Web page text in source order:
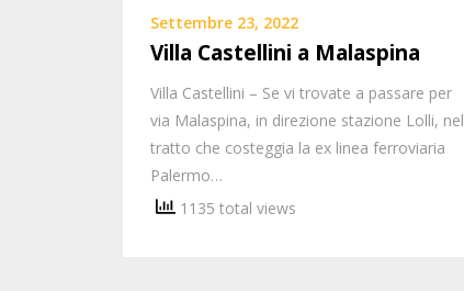
Settembre 23, 2022
Villa Castellini a Malaspina
Villa Castellini – Se vi trovate a passare per
via Malaspina, in direzione stazione Lolli, nel
tratto che costeggia la ex linea ferroviaria
Palermo…
1135 total views